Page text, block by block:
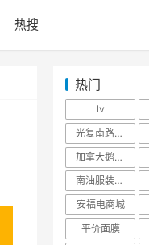
热搜
热门
lv
光复南路潮牌
加拿大鹅羽绒服
南油服装批发市场
安福电商城
平价面膜